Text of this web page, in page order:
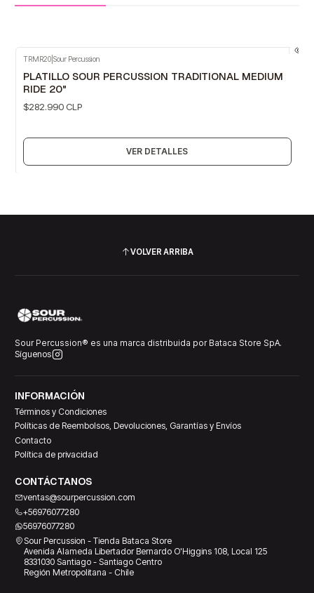
TRMR20| Sour Percussion
PLATILLO SOUR PERCUSSION TRADITIONAL MEDIUM
RIDE 20"
$282.990 CLP
VER DETALLES
VOLVER ARRIBA
Sour Percussion® es una marca distribuida por Bataca Store SpA.
Síguenos
INFORMACIÓN
Términos y Condiciones
Políticas de Reembolsos, Devoluciones, Garantías y Envíos
Contacto
Política de privacidad
CONTÁCTANOS
ventas@sourpercussion.com
+56976077280
56976077280
Sour Percussion - Tienda Bataca Store
Avenida Alameda Libertador Bernardo O'Higgins 108, Local 125
8331030 Santiago - Santiago Centro
Región Metropolitana - Chile